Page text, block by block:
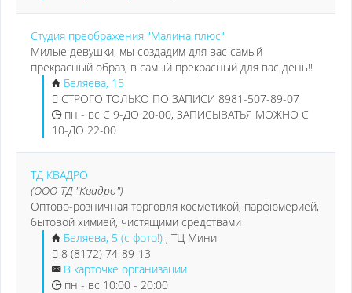
Студия преображения "Малина плюс"
Милые девушки, мы создадим для вас самый
прекрасный образ, в самый прекрасный для вас день!!
Беляева, 15
СТРОГО ТОЛЬКО ПО ЗАПИСИ 8981-507-89-07
пн - вс С 9-ДО 20-00, ЗАПИСЫВАТЬЯ МОЖНО С
10-ДО 22-00
ТД КВАДРО
(ООО ТД "Квадро")
Оптово-розничная торговля косметикой, парфюмерией,
бытовой химией, чистящими средствами
Беляева, 5 (с фото!) , ТЦ Мини
8 (8172) 74-89-13
В карточке организации
пн - вс 10:00 - 20:00